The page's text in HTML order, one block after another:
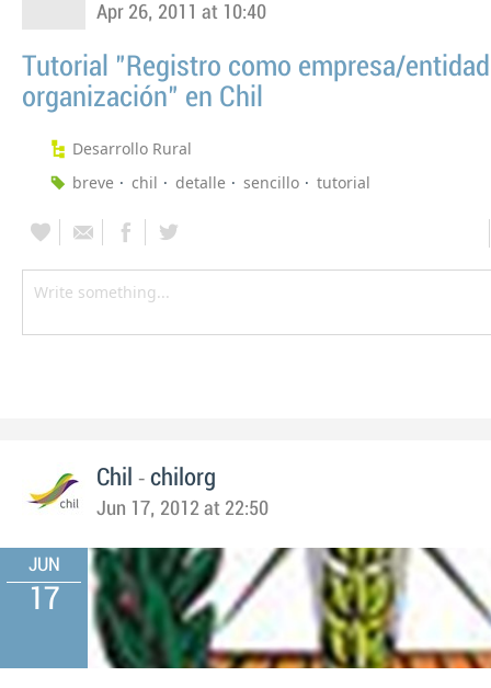
Apr 26, 2011 at 10:40
Tutorial "Registro como empresa/
organización" en Chil
Desarrollo Rural
breve
chil detalle sencillo tutorial
Chil - chilorg
Jun 17, 2012 at 22:50
JUN
17